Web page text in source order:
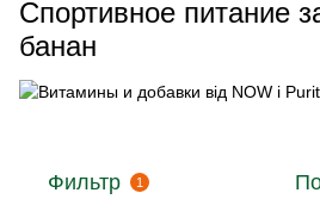
Спортивное питание
банан
Фильтр 1